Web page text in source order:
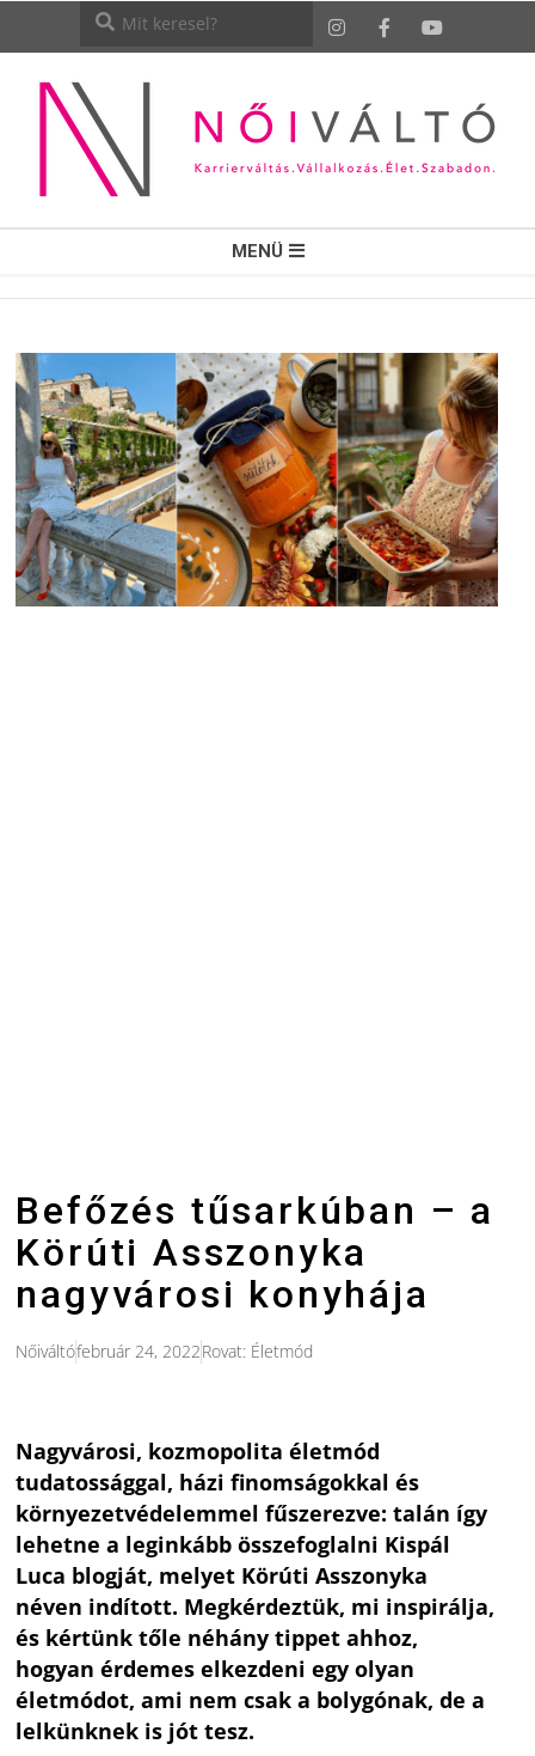
NŐI
VÁLTÓ
MENÜ
Befőzés tűsarkúban – a
Körúti Asszonyka
nagyvárosi konyhája
Nőiváltófebruár 24, 2022Rovat: Életmód
Nagyvárosi, kozmopolita életmód
tudatossággal, házi finomságokkal és
környezetvédelemmel fűszerezve: talán így
lehetne a leginkább összefoglalni Kispál
Luca blogját, melyet Körúti Asszonyka
néven indított. Megkérdeztük, mi inspirálja,
és kértünk tőle néhány tippet ahhoz,
hogyan érdemes elkezdeni egy olyan
életmódot, ami nem csak a bolygónak, de a
lelkünknek is jót tesz.